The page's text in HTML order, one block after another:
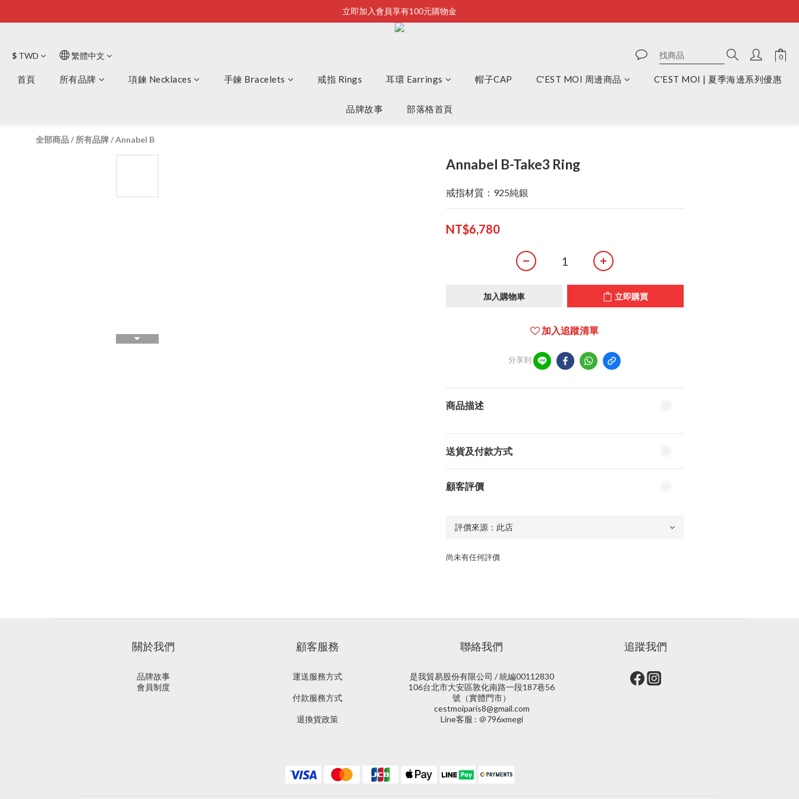
Bonjour~
立即加入會員享有100元購物金
全店滿2500即享免運
$ TWD 繁體中文
首頁 所有品牌 項鍊 Necklaces 手鍊 Bracelets 戒指 Rings 耳環 Earrings 帽子CAP C'EST MOI 周邊商品 C'EST MOI | 夏季海邊系列優惠
品牌故事 部落格首頁
全部商品/所有品牌/Annabel B
Annabel B-Take3 Ring
戒指材質：925純銀
NT$6,780
加入購物車 立即購買
加入追蹤清單
分享到
商品描述
送貨及付款方式
顧客評價
尚未有任何評價
關於我們
品牌故事
會員制度
顧客服務
運送服務方式
付款服務方式
退換貨政策
聯絡我們
是我貿易股份有限公司 / 統編00112830
106台北市大安區敦化南路一段187巷56
號（實體門市）
cestmoiparis8@gmail.com
Line客服 : ＠796xmegi
追蹤我們